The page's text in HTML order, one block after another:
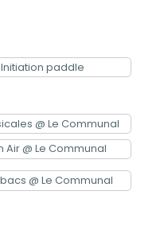
Initiation paddle
@ Le Communal
Air @ Le Communal
@ Le Communal